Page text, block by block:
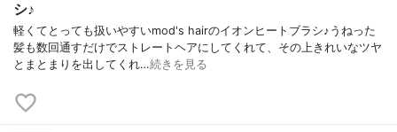
シ♪
軽くてとっても扱いやすいmod's hairのイオンヒートブラシ♪うねった
髪も数回通すだけでストレートヘアにしてくれて、その上きれいなツヤ
とまとまりを出してくれ…続きを見る